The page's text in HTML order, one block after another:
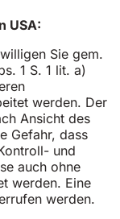
USA:
Sie gem.
1 S. 1 lit. a)
werden. Der
Ansicht des
Gefahr, dass
und
auch ohne
werden. Eine
werden.